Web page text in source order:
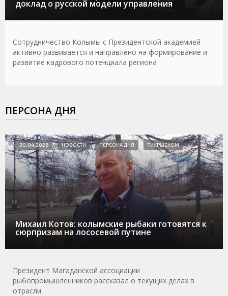
доклад о русской модели управления
Сотрудничество Колымы с Президентской академией
активно развивается и направлено на формирование и
развитие кадрового потенциала региона
ПЕРСОНА ДНЯ
Михаил Котов: колымские рыбаки готовятся к
сюрпризам на лососевой путине
30.04.2026 НОВОСТИ ПЕРСОНА ДНЯ ТИХРЫБКОМ
Президент Магаданской ассоциации
рыбопромышленников рассказал о текущих делах в
отрасли